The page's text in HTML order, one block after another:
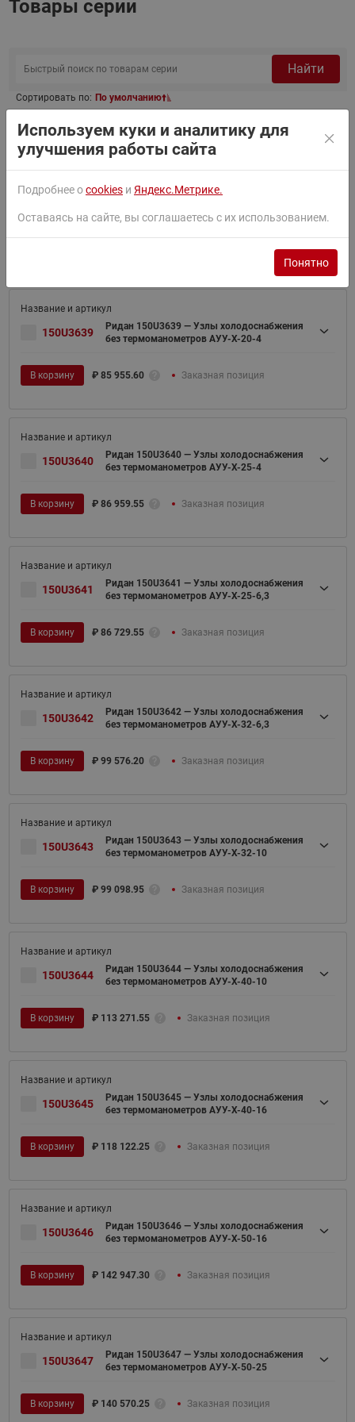
Товары серии
Найти
Сортировать по: По умолчанию
Фильтр
Ридан 150U3638 — Узлы холодоснабжения
150U3639
Ридан 150U3639 — Узлы холодоснабжения
без термоманометров АУУ-Х-20-4
В корзину ₽ 85 955.60 Заказная позиция
150U3640
Ридан 150U3640 — Узлы холодоснабжения
без термоманометров АУУ-Х-25-4
В корзину ₽ 86 959.55 Заказная позиция
150U3641
Ридан 150U3641 — Узлы холодоснабжения
без термоманометров АУУ-Х-25-6,3
В корзину ₽ 86 729.55 Заказная позиция
150U3642
Ридан 150U3642 — Узлы холодоснабжения
без термоманометров АУУ-Х-32-6,3
В корзину ₽ 99 576.20 Заказная позиция
150U3643
Ридан 150U3643 — Узлы холодоснабжения
без термоманометров АУУ-Х-32-10
В корзину ₽ 99 098.95 Заказная позиция
150U3644
Ридан 150U3644 — Узлы холодоснабжения
без термоманометров АУУ-Х-40-10
В корзину ₽ 113 271.55 Заказная позиция
150U3645
Ридан 150U3645 — Узлы холодоснабжения
без термоманометров АУУ-Х-40-16
В корзину ₽ 118 122.25 Заказная позиция
150U3646
Ридан 150U3646 — Узлы холодоснабжения
без термоманометров АУУ-Х-50-16
В корзину ₽ 142 947.30 Заказная позиция
150U3647
Ридан 150U3647 — Узлы холодоснабжения
без термоманометров АУУ-Х-50-25
В корзину ₽ 140 570.25 Заказная позиция
Используем куки и аналитику для
улучшения работы сайта
Подробнее оcookies и Яндекс.Метрике.
Оставаясь на сайте, вы соглашаетесь с их использованием.
Понятно